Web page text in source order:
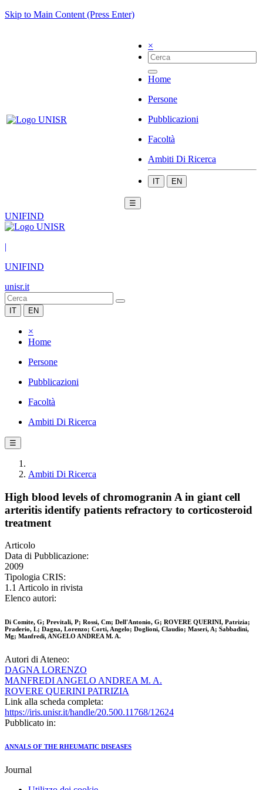
Skip to Main Content (Press Enter)
×
Home
Persone
Pubblicazioni
Facoltà
Ambiti Di Ricerca
IT EN
☰
UNIFIND
|
UNIFIND
unisr.it
IT EN
×
Home
Persone
Pubblicazioni
Facoltà
Ambiti Di Ricerca
☰
Ambiti Di Ricerca
High blood levels of chromogranin A in giant cell
arteritis identify patients refractory to corticosteroid
treatment
Articolo
Data di Pubblicazione:
2009
Tipologia CRIS:
1.1 Articolo in rivista
Elenco autori:
Di Comite, G; Previtali, P; Rossi, Cm; Dell'Antonio, G; ROVERE QUERINI, Patrizia;
Praderio, L; Dagna, Lorenzo; Corti, Angelo; Doglioni, Claudio; Maseri, A; Sabbadini,
Mg; Manfredi, ANGELO ANDREA M. A.
Autori di Ateneo:
DAGNA LORENZO
MANFREDI ANGELO ANDREA M. A.
ROVERE QUERINI PATRIZIA
Link alla scheda completa:
https://iris.unisr.it/handle/20.500.11768/12624
Pubblicato in:
ANNALS OF THE RHEUMATIC DISEASES
Journal